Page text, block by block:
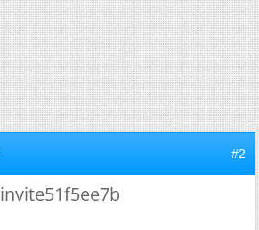
#2
invite51f5ee7b